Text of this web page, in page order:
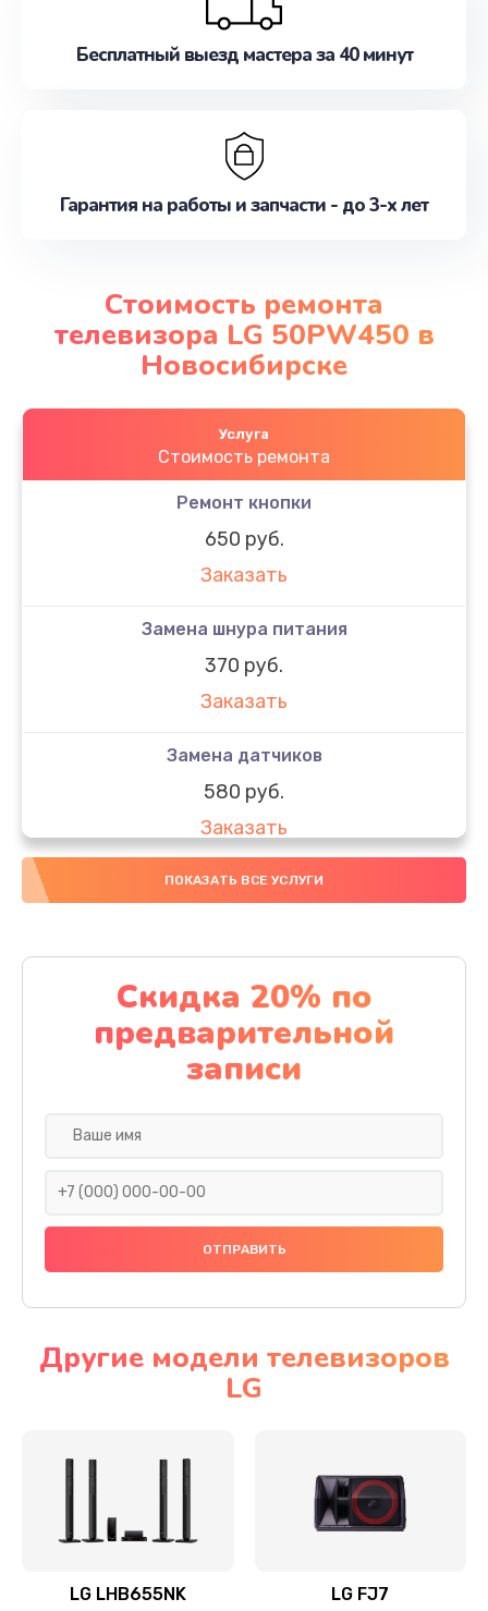
Бесплатный выезд мастера за 40 минут
Гарантия на работы и запчасти - до 3-х лет
Стоимость ремонта
телевизора LG 50PW450 в
Новосибирске
Услуга
Стоимость ремонта
Ремонт кнопки
650 руб.
Заказать
Замена шнура питания
370 руб.
Заказать
Замена датчиков
580 руб.
Заказать
Комплексная чистка
Заказать
Замена дисплея (экрана)
2000 руб.
Заказать
Ремонт платы электроники
Прошивка
Ремонт механики привода
Ремонт / замена кнопок, клавиш, индикаторов,
ПОКАЗАТЬ ВСЕ УСЛУГИ
Скидка 20% по
предварительной
записи
Другие модели телевизоров
LG
LG LHB655NK LG FJ7